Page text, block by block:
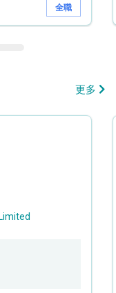
全職
更多